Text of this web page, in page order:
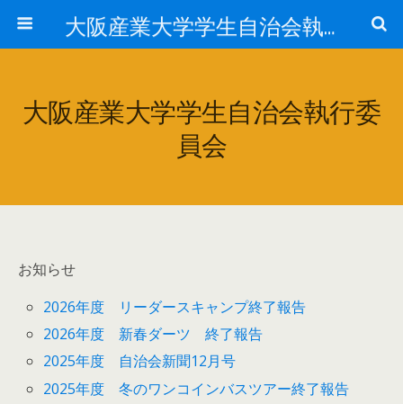
大阪産業大学学生自治会執行委員会
大阪産業大学学生自治会執行委
員会
お知らせ
2026年度 リーダースキャンプ終了報告
2026年度 新春ダーツ 終了報告
2025年度 自治会新聞12月号
2025年度 冬のワンコインバスツアー終了報告